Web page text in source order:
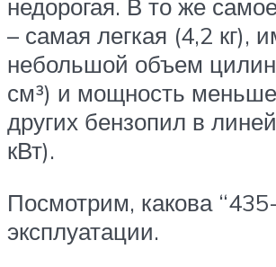
недорогая. В то же
– самая легкая (4,2 кг),
небольшой объем
см³) и мощность
других бензопил в
кВт).
Посмотрим, какова
эксплуатации.